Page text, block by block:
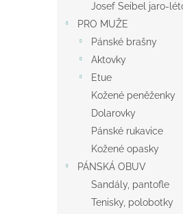
Josef Seibel jaro-
PRO MUŽE
Pánské brašny
Aktovky
Etue
Kožené peněženky
Dolarovky
Pánské rukavice
Kožené opasky
PÁNSKÁ OBUV
Sandály, pantofle
Tenisky, polobotky